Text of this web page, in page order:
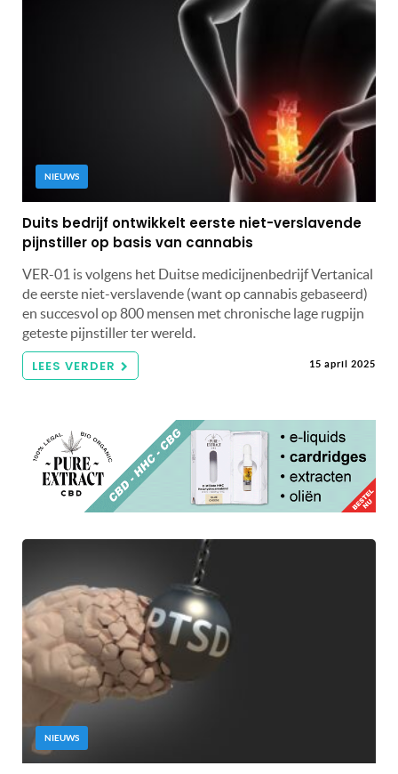
NIEUWS
Duits bedrijf ontwikkelt eerste niet-verslavende
pijnstiller op basis van cannabis
VER-01 is volgens het Duitse medicijnenbedrijf Vertanical
de eerste niet-verslavende (want op cannabis gebaseerd)
en succesvol op 800 mensen met chronische lage rugpijn
geteste pijnstiller ter wereld.
LEES VERDER 15 april 2025
NIEUWS